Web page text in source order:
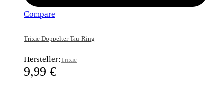
Compare
Trixie Doppelter Tau-Ring
Hersteller:Trixie
9,99 €